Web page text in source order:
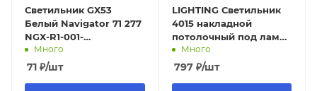
Светильник GX53
Белый Navigator 71 277
NGX-R1-001-
GX53(Белый)
Много
71 ₽/шт
LIGHTING Светильник
4015 накладной
потолочный под лампу
GX53 черный IEK
Много
797₽/шт